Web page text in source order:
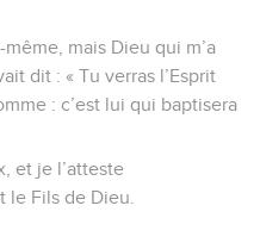
mais Dieu qui m’a
dit : « Tu verras l’Esprit
: c’est lui qui baptisera
et je l’atteste
Fils de Dieu.